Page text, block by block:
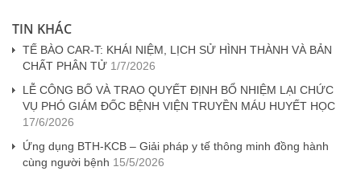
TIN KHÁC
TẾ BÀO CAR-T: KHÁI NIỆM, LỊCH SỬ HÌNH THÀNH VÀ BẢN
CHẤT PHÂN TỬ 1/7/2026
LỄ CÔNG BỐ VÀ TRAO QUYẾT ĐỊNH BỔ NHIỆM LẠI CHỨC
VỤ PHÓ GIÁM ĐỐC BỆNH VIỆN TRUYỀN MÁU HUYẾT HỌC
17/6/2026
Ứng dụng BTH-KCB – Giải pháp y tế thông minh đồng hành
cùng người bệnh 15/5/2026